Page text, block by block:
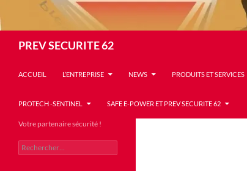
PREV SECURITE 62
ACCUEIL L’ENTREPRISE NEWS PRODUITS ET SERVICES
PROTECH -SENTINEL SAFE E-POWER ET PREV SECURITE 62
Votre partenaire sécurité !
Rechercher :